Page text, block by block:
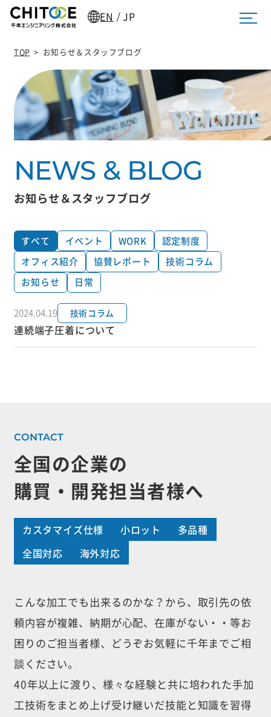
EN /JP
TOP > お知らせ＆スタッフブログ
お知らせ＆スタッフブログ
すべて イベント WORK
認定制度
オフィス紹介
協賛レポート
技術コラム
お知らせ
日常
2024.04.19 技術コラム
連続端子圧着について
全国の企業の
購買・開発担当者様へ
カスタマイズ仕様 小ロット
多品種
全国対応
海外対応
こんな加工でも出来るのかな？から、取引先の依
頼内容が複雑、納期が心配、 在庫がない・・等お
困りのご担当者様、どうぞお気軽に千年までご相
談ください。
40年以上に渡り、様々な経験と共に培われた手加
工技術をまとめ上げ受け継いだ技能と知識を習得